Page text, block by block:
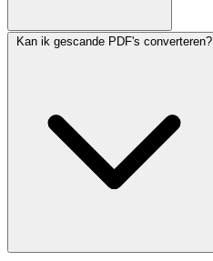
Kan ik gescande PDF's converteren?